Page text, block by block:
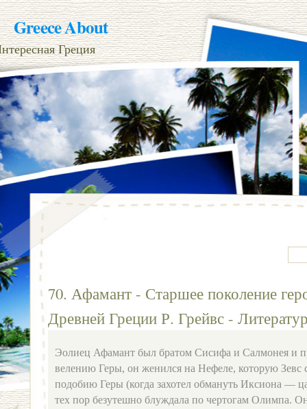
Greece About
Греция
70. Афамант - Старшее поколение
Древней Греции Р. Грейвс -
Эолиец Афамант был братом Сисифа и Салмонея и
велению Геры, он женился на Нефеле, которую Зевс
подобию Геры (когда захотел обмануть Иксиона —
тех пор безутешно блуждала по чертогам Олимпа.